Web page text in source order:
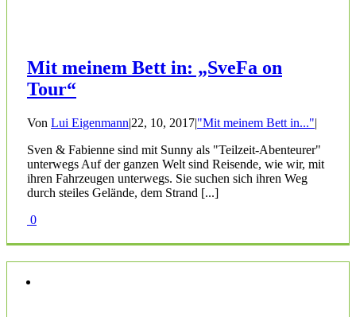
Mit meinem Bett in: „SveFa on
Tour“
Von Lui Eigenmann|22, 10, 2017|"Mit meinem Bett in..."|
Sven & Fabienne sind mit Sunny als "Teilzeit-Abenteurer"
unterwegs Auf der ganzen Welt sind Reisende, wie wir, mit
ihren Fahrzeugen unterwegs. Sie suchen sich ihren Weg
durch steiles Gelände, dem Strand [...]
0